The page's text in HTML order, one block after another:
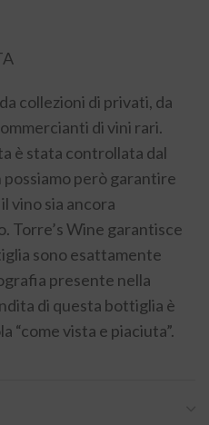
collezioni di privati, da
di vini rari.
è stata controllata dal
possiamo però garantire
vino sia ancora
Wine garantisce
sono esattamente
presente nella
di questa bottiglia è
“come vista e piaciuta”.